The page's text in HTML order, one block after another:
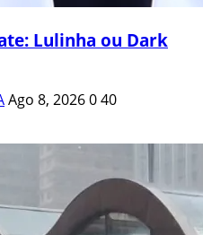
Lulinha ou Dark
Ago 8, 2026040